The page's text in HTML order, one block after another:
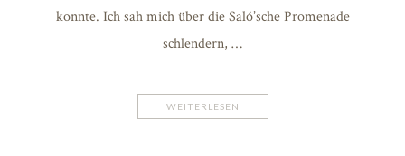
konnte. Ich sah mich über die Saló’sche Promenade
schlendern, …
WEITERLESEN